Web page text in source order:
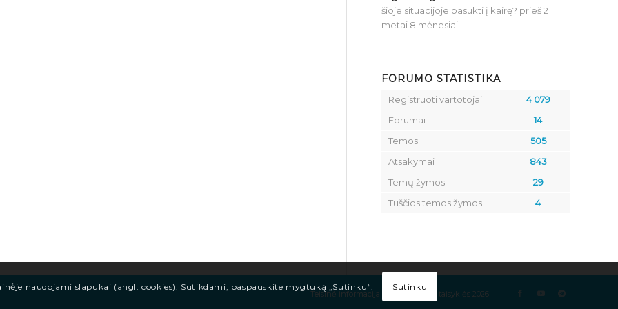
šioje situacijoje pasukti į kairę? prieš 2
metai 8 mėnesiai
FORUMO STATISTIKA
Registruoti vartotojai
4 079
Forumai
14
Temos
505
Atsakymai
843
Temų žymos
29
Tuščios temos žymos
4
Teisinė informacija Kelių eismo taisyklės 2026
naudojami slapukai (angl. cookies). Sutikdami, paspauskite mygtuką „Sutinku“. Sutinku